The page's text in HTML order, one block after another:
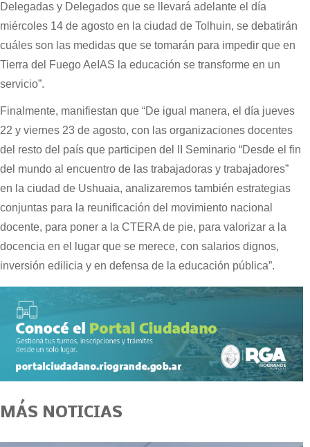
Delegadas y Delegados que se llevará adelante el día
miércoles 14 de agosto en la ciudad de Tolhuin, se debatirán
cuáles son las medidas que se tomarán para impedir que en
Tierra del Fuego AeIAS la educación se transforme en un
servicio”.
Finalmente, manifiestan que “De igual manera, el día jueves
22 y viernes 23 de agosto, con las organizaciones docentes
del resto del país que participen del II Seminario “Desde el fin
del mundo al encuentro de las trabajadoras y trabajadores”
en la ciudad de Ushuaia, analizaremos también estrategias
conjuntas para la reunificación del movimiento nacional
docente, para poner a la CTERA de pie, para valorizar a la
docencia en el lugar que se merece, con salarios dignos,
inversión edilicia y en defensa de la educación pública”.
MÁS NOTICIAS